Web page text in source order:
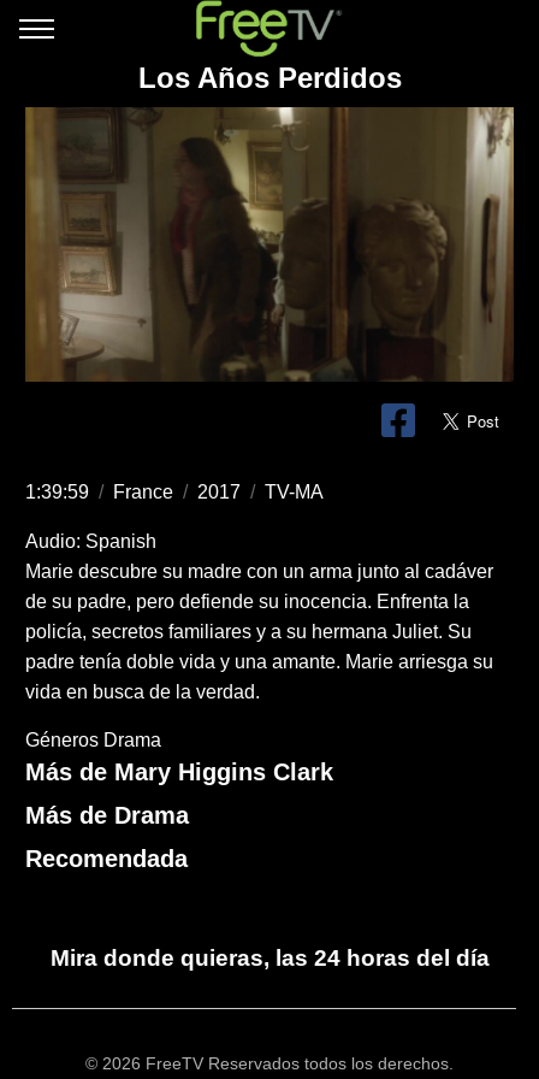
Los Años Perdidos
1:39:59 / France / 2017 / TV-MA
Audio: Spanish
Marie descubre su madre con un arma junto al cadáver
de su padre, pero defiende su inocencia. Enfrenta la
policía, secretos familiares y a su hermana Juliet. Su
padre tenía doble vida y una amante. Marie arriesga su
vida en busca de la verdad.
Géneros Drama
Más de Mary Higgins Clark
Más de Drama
Recomendada
Mira donde quieras, las 24 horas del día
© 2026 FreeTV Reservados todos los derechos.